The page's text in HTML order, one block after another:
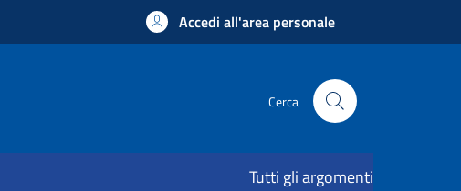
Accedi all'area personale
Cerca
Tutti gli argomenti